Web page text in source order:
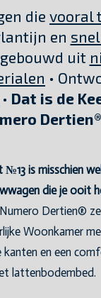
die vooral
en
uit
•
• Dat is de
Dertien®
№13 is misschien
die je ooit
Dertien®
Woonkamer
kanten en een
lattenbodembed.